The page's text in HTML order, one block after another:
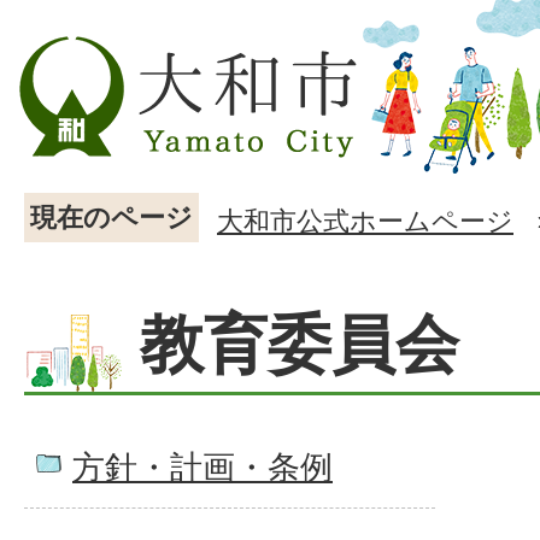
現在のページ 大和市公式ホームページ
教育委員会
方針・計画・条例